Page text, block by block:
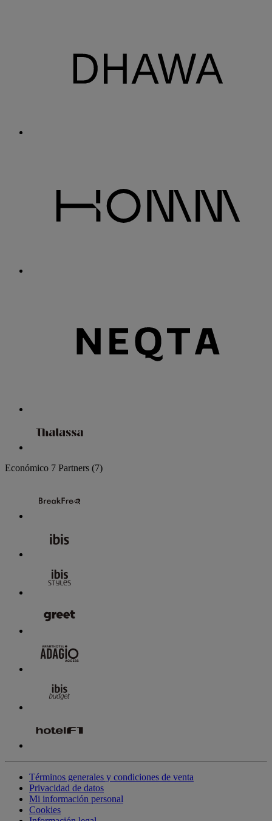
Económico 7 Partners (7)
Términos generales y condiciones de venta
Privacidad de datos
Mi información personal
Cookies